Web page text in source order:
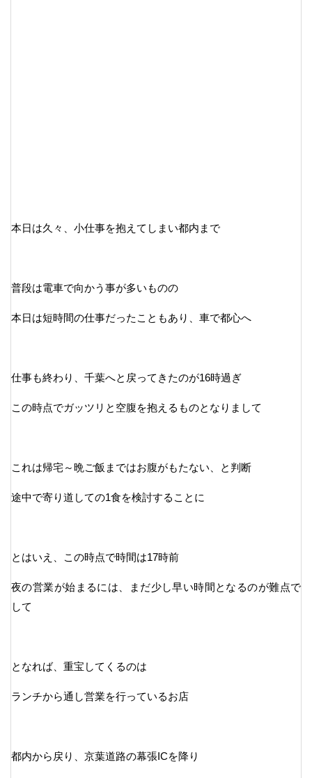
本日は久々、小仕事を抱えてしまい都内まで
普段は電車で向かう事が多いものの
本日は短時間の仕事だったこともあり、車で都心へ
仕事も終わり、千葉へと戻ってきたのが16時過ぎ
この時点でガッツリと空腹を抱えるものとなりまして
これは帰宅～晩ご飯まではお腹がもたない、と判断
途中で寄り道しての1食を検討することに
とはいえ、この時点で時間は17時前
夜の営業が始まるには、まだ少し早い時間となるのが難点で
して
となれば、重宝してくるのは
ランチから通し営業を行っているお店
都内から戻り、京葉道路の幕張ICを降り